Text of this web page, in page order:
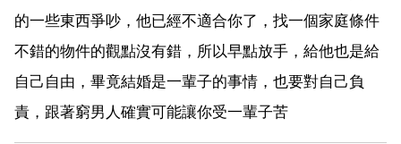
的一些東西爭吵，他已經不適合你了，找一個家庭條件
不錯的物件的觀點沒有錯，所以早點放手，給他也是給
自己自由，畢竟結婚是一輩子的事情，也要對自己負
責，跟著窮男人確實可能讓你受一輩子苦